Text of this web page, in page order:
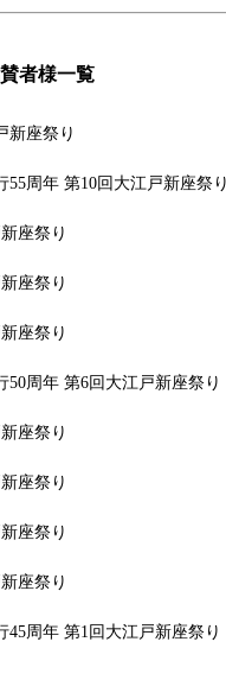
者様一覧
新座祭り
55周年 第10回大江戸新座祭り
座祭り
座祭り
座祭り
50周年 第6回大江戸新座祭り
座祭り
座祭り
座祭り
座祭り
45周年 第1回大江戸新座祭り